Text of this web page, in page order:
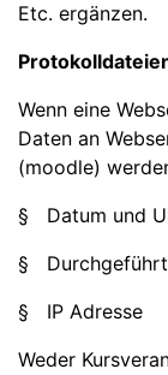
Etc. ergänzen.
Wenn eine
Daten an
(moodle)
§ Datum und
§
§ IP Adresse
Weder